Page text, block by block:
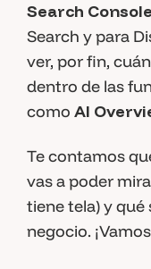
Search Console
Search y para
ver, por fin,
dentro de las
como AI
Te contamos
vas a poder
tiene tela) y
negocio.